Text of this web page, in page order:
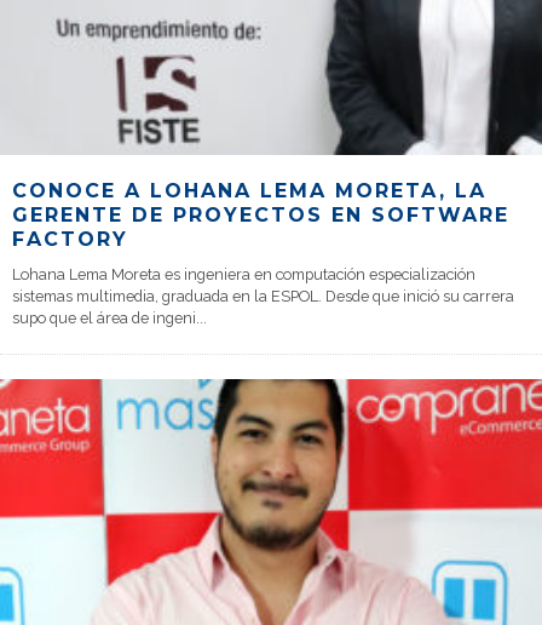
CONOCE A LOHANA LEMA MORETA, LA
GERENTE DE PROYECTOS EN SOFTWARE
FACTORY
Lohana Lema Moreta es ingeniera en computación especialización
sistemas multimedia, graduada en la ESPOL. Desde que inició su carrera
supo que el área de ingeni